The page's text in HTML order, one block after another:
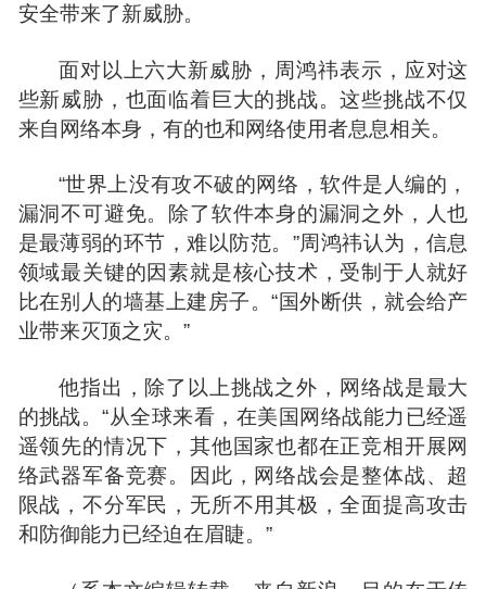
安全带来了新威胁。
面对以上六大新威胁，周鸿祎表示，应对这
些新威胁，也面临着巨大的挑战。这些挑战不仅
来自网络本身，有的也和网络使用者息息相关。
“世界上没有攻不破的网络，软件是人编的，
漏洞不可避免。除了软件本身的漏洞之外，人也
是最薄弱的环节，难以防范。”周鸿祎认为，信息
领域最关键的因素就是核心技术，受制于人就好
比在别人的墙基上建房子。“国外断供，就会给产
业带来灭顶之灾。”
他指出，除了以上挑战之外，网络战是最大
的挑战。“从全球来看，在美国网络战能力已经遥
遥领先的情况下，其他国家也都在正竞相开展网
络武器军备竞赛。因此，网络战会是整体战、超
限战，不分军民，无所不用其极，全面提高攻击
和防御能力已经迫在眉睫。”